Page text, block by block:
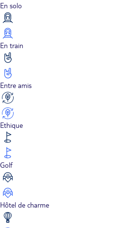
En solo
En train
Entre amis
Ethique
Golf
Hôtel de charme